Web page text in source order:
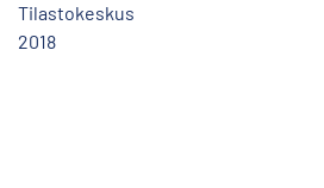
Tilastokeskus
2018